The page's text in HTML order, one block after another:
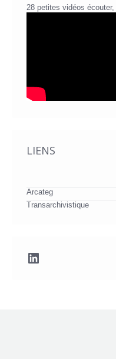
28 petites vidéos
LIENS
Arcateg
Transarchivistique
LinkedIn